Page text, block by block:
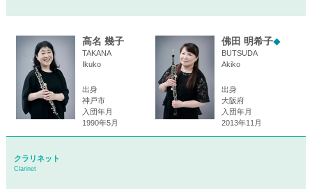
高名 幾子
TAKANA
Ikuko
出身
神戸市
入団年月
1990年5月
佛田 明希子◆
BUTSUDA
Akiko
出身
大阪府
入団年月
2013年11月
クラリネット
Clarinet